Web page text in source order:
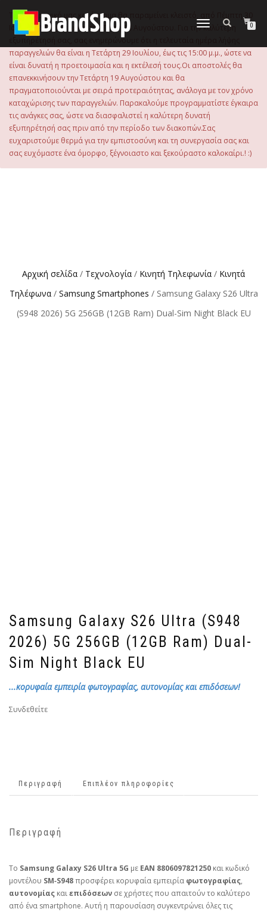
περιεχόμενο
Εναλλαγή
0
Το ηλεκτρονικό μας κατάστημα θα παραμείνει κλειστό, από Πέμπτη 30
Ιουλίου 2026 μέχρι και την Τρίτη 18 Αυγούστου. Για την καλύτερη
εξυπηρέτησή σας, σας ενημερώνουμε ότι η τελευταία ημέρα λήψης
παραγγελιών θα είναι η Τετάρτη 29 Ιουλίου, έως τις 15:00 μ.μ., ώστε να
είναι δυνατή η προετοιμασία και η εκτέλεσή τους.Οι αποστολές θα
επανεκκινήσουν την Τετάρτη 19 Αυγούστου και θα
πραγματοποιούνται με σειρά προτεραιότητας, ανάλογα με τον χρόνο
καταχώρισης των παραγγελιών. Παρακαλούμε προγραμματίστε έγκαιρα
τις ανάγκες σας, ώστε να διασφαλιστεί η καλύτερη δυνατή
εξυπηρέτησή σας πριν από την περίοδο των διακοπών.Σας
ευχαριστούμε θερμά για την εμπιστοσύνη και τη συνεργασία σας και
σας ευχόμαστε ένα όμορφο, ξέγνοιαστο και ξεκούραστο καλοκαίρι.! :)
Αρχική σελίδα / Τεχνολογία / Κινητή Τηλεφωνία / Κινητά
Τηλέφωνα/ Samsung Smartphones / Samsung Galaxy S26 Ultra
(S948 2026) 5G 256GB (12GB Ram) Dual-Sim Night Black EU
Samsung Galaxy S26 Ultra (S948
2026) 5G 256GB (12GB Ram) Dual-
Sim Night Black EU
...κορυφαία εμπειρία φωτογραφίας, αυτονομίας και επιδόσεων!
Συνδεθείτε
Περιγραφή Επιπλέον πληροφορίες
Περιγραφή
Το Samsung Galaxy S26 Ultra 5G με EAN 8806097821250 και κωδικό
μοντέλου SM‑S948προσφέρει κορυφαία εμπειρία φωτογραφίας,
αυτονομίας καιεπιδόσεων σε χρήστες που απαιτούν το καλύτερο
από ένα smartphone. Αυτή η παρουσίαση συγκεντρώνει όλες τις